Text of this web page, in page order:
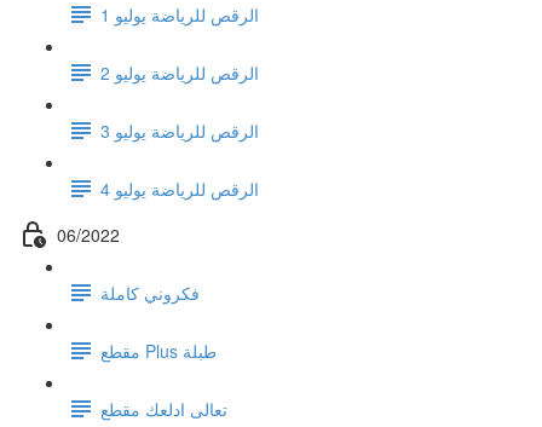
الرقص للرياضة يوليو 1
الرقص للرياضة يوليو 2
الرقص للرياضة يوليو 3
الرقص للرياضة يوليو 4
06/2022
فكروني كاملة
مقطع Plus طبلة
تعالى ادلعك مقطع